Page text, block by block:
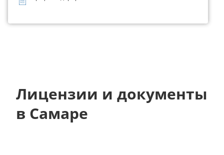
Лицензии и документы
в Самаре